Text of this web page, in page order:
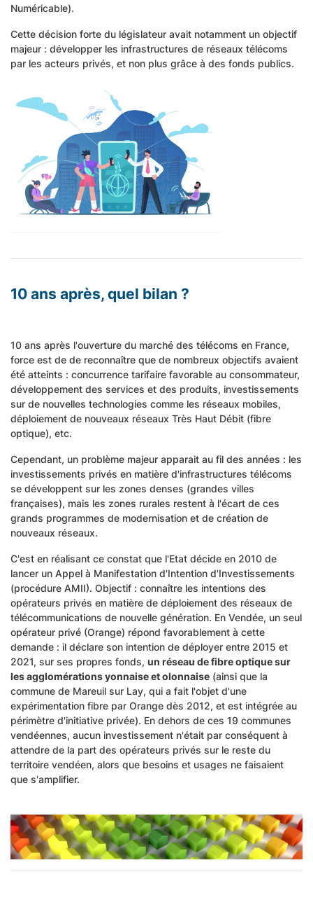
Numéricable).
Cette décision forte du législateur avait notamment un objectif
majeur : développer les infrastructures de réseaux télécoms
par les acteurs privés, et non plus grâce à des fonds publics.
10 ans après, quel bilan ?
10 ans après l'ouverture du marché des télécoms en France,
force est de de reconnaître que de nombreux objectifs avaient
été atteints : concurrence tarifaire favorable au consommateur,
développement des services et des produits, investissements
sur de nouvelles technologies comme les réseaux mobiles,
déploiement de nouveaux réseaux Très Haut Débit (fibre
optique), etc.
Cependant, un problème majeur apparait au fil des années : les
investissements privés en matière d'infrastructures télécoms
se développent sur les zones denses (grandes villes
françaises), mais les zones rurales restent à l'écart de ces
grands programmes de modernisation et de création de
nouveaux réseaux.
C'est en réalisant ce constat que l'Etat décide en 2010 de
lancer un Appel à Manifestation d'Intention d'Investissements
(procédure AMII). Objectif : connaître les intentions des
opérateurs privés en matière de déploiement des réseaux de
télécommunications de nouvelle génération. En Vendée, un seul
opérateur privé (Orange) répond favorablement à cette
demande : il déclare son intention de déployer entre 2015 et
2021, sur ses propres fonds, un réseau de fibre optique sur
les agglomérations yonnaise et olonnaise (ainsi que la
commune de Mareuil sur Lay, qui a fait l'objet d'une
expérimentation fibre par Orange dès 2012, et est intégrée au
périmètre d'initiative privée). En dehors de ces 19 communes
vendéennes, aucun investissement n'était par conséquent à
attendre de la part des opérateurs privés sur le reste du
territoire vendéen, alors que besoins et usages ne faisaient
que s'amplifier.